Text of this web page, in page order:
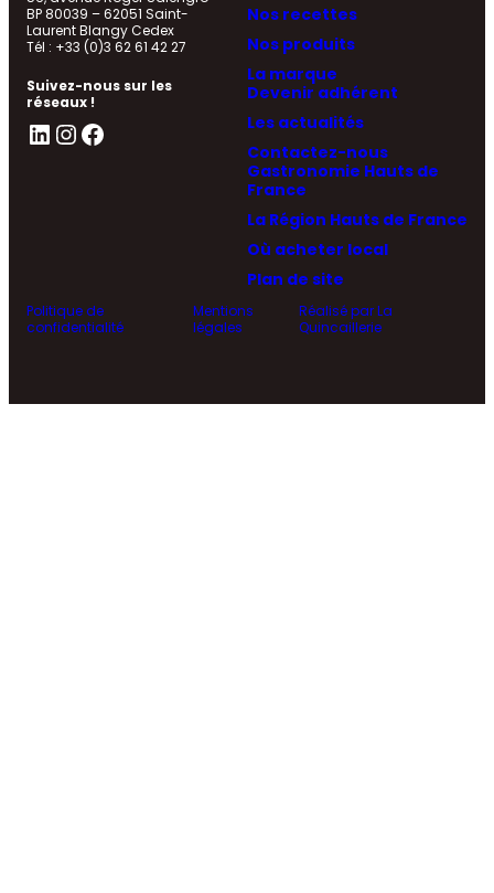
Nos recettes
Nos produits
La marque
Devenir adhérent
Les actualités
Contactez-nous
Gastronomie Hauts de
France
La Région Hauts de France
Où acheter local
Plan de site
BP 80039 – 62051 Saint-
Laurent Blangy Cedex
Tél : +33 (0)3 62 61 42 27
Suivez-nous sur les
réseaux !
LinkedIn InstagramFacebook
Politique de
confidentialité
Mentions
légales
Réalisé par La
Quincaillerie